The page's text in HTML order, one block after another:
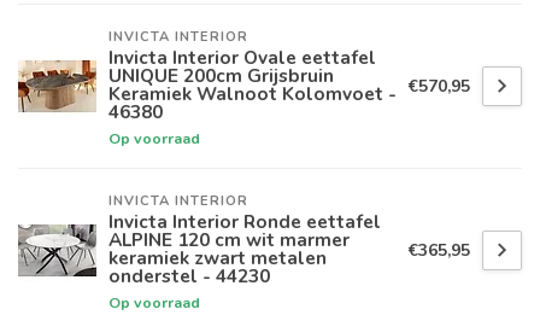
INVICTA INTERIOR
Invicta Interior Ovale eettafel
UNIQUE 200cm Grijsbruin
Keramiek Walnoot Kolomvoet -
46380
Op voorraad
€570,95
INVICTA INTERIOR
Invicta Interior Ronde eettafel
ALPINE 120 cm wit marmer
keramiek zwart metalen
onderstel - 44230
Op voorraad
€365,95